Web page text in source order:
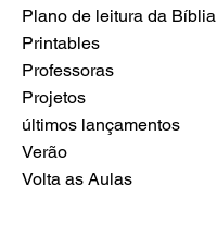
Plano de leitura da Bíblia
Printables
Professoras
Projetos
últimos lançamentos
Verão
Volta as Aulas